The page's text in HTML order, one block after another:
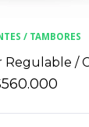
/ TAMBORES
Regulable /